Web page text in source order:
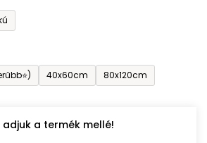
40x60cm 80x120cm
a termék mellé!